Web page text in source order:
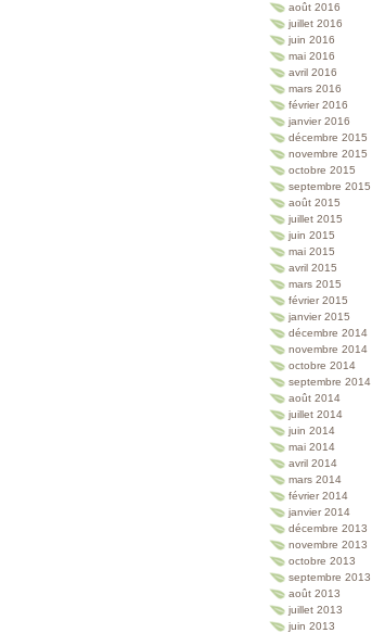
août 2016
juillet 2016
juin 2016
mai 2016
avril 2016
mars 2016
février 2016
janvier 2016
décembre 2015
novembre 2015
octobre 2015
septembre 2015
août 2015
juillet 2015
juin 2015
mai 2015
avril 2015
mars 2015
février 2015
janvier 2015
décembre 2014
novembre 2014
octobre 2014
septembre 2014
août 2014
juillet 2014
juin 2014
mai 2014
avril 2014
mars 2014
février 2014
janvier 2014
décembre 2013
novembre 2013
octobre 2013
septembre 2013
août 2013
juillet 2013
juin 2013